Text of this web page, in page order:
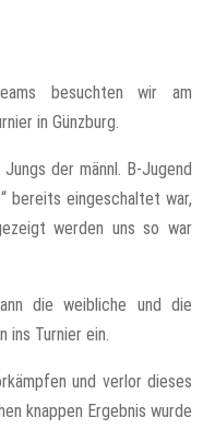
besuchten wir am
in Günzburg.
der männl. B-Jugend
bereits eingeschaltet war,
werden uns so war
die weibliche und die
ins Turnier ein.
und verlor dieses
knappen Ergebnis wurde